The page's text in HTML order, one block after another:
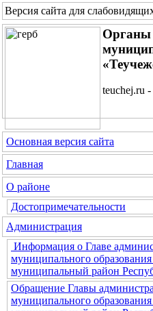
Версия сайта для
Органы
teuchej.ru
Основная версия сайта
Главная
О районе
Достопримечательности
Администрация
Информация о Главе
муниципального
муниципальный район
Обращение Главы
муниципального